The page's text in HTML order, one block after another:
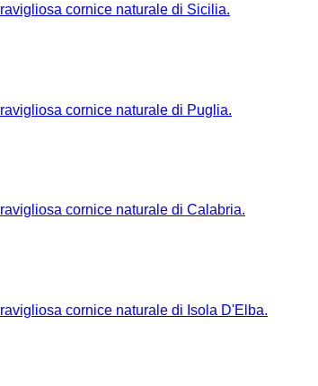
cornice naturale di Sicilia.
cornice naturale di Puglia.
cornice naturale di Calabria.
cornice naturale di Isola D'Elba.